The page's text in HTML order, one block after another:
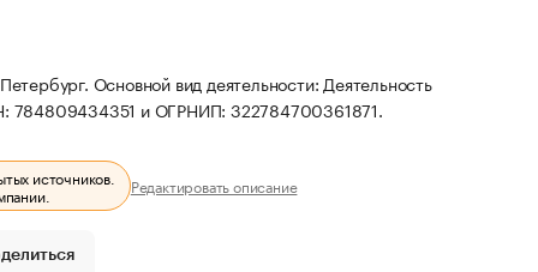
Основной вид деятельности: Деятельность
784809434351 и ОГРНИП: 322784700361871.
источников.
Редактировать описание